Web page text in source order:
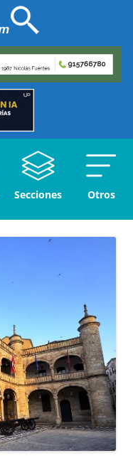
Secciones Otros